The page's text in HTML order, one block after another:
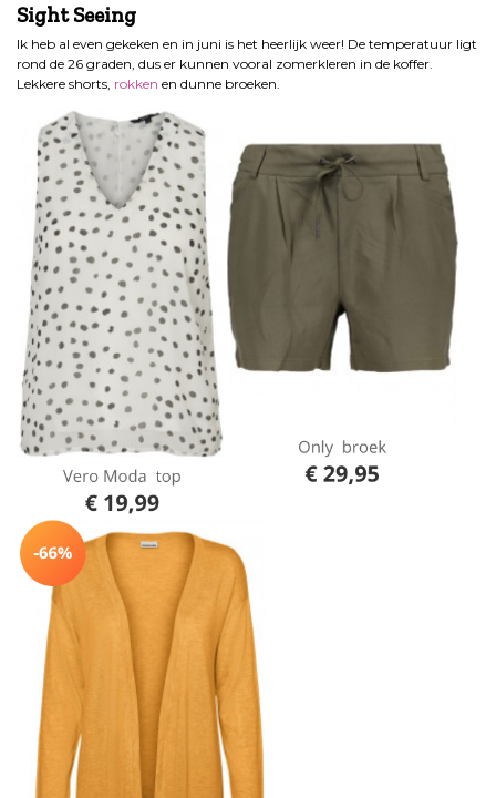
Sight Seeing
Ik heb al even gekeken en in juni is het heerlijk weer! De temperatuur ligt
rond de 26 graden, dus er kunnen vooral zomerkleren in de koffer.
Lekkere shorts, rokken en dunne broeken.